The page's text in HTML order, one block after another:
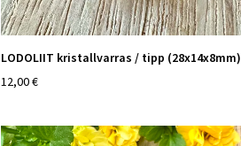
LODOLIIT kristallvarras / tipp (28x14x8mm)
12,00 €